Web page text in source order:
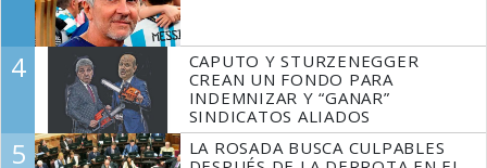
4
CAPUTO Y STURZENEGGER
CREAN UN FONDO PARA
INDEMNIZAR Y “GANAR”
SINDICATOS ALIADOS
5
LA ROSADA BUSCA CULPABLES